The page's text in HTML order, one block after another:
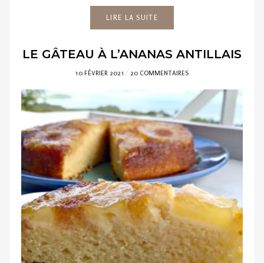
LIRE LA SUITE
LE GÂTEAU À L’ANANAS ANTILLAIS
POSTED
10 FÉVRIER 2021 20 COMMENTAIRES